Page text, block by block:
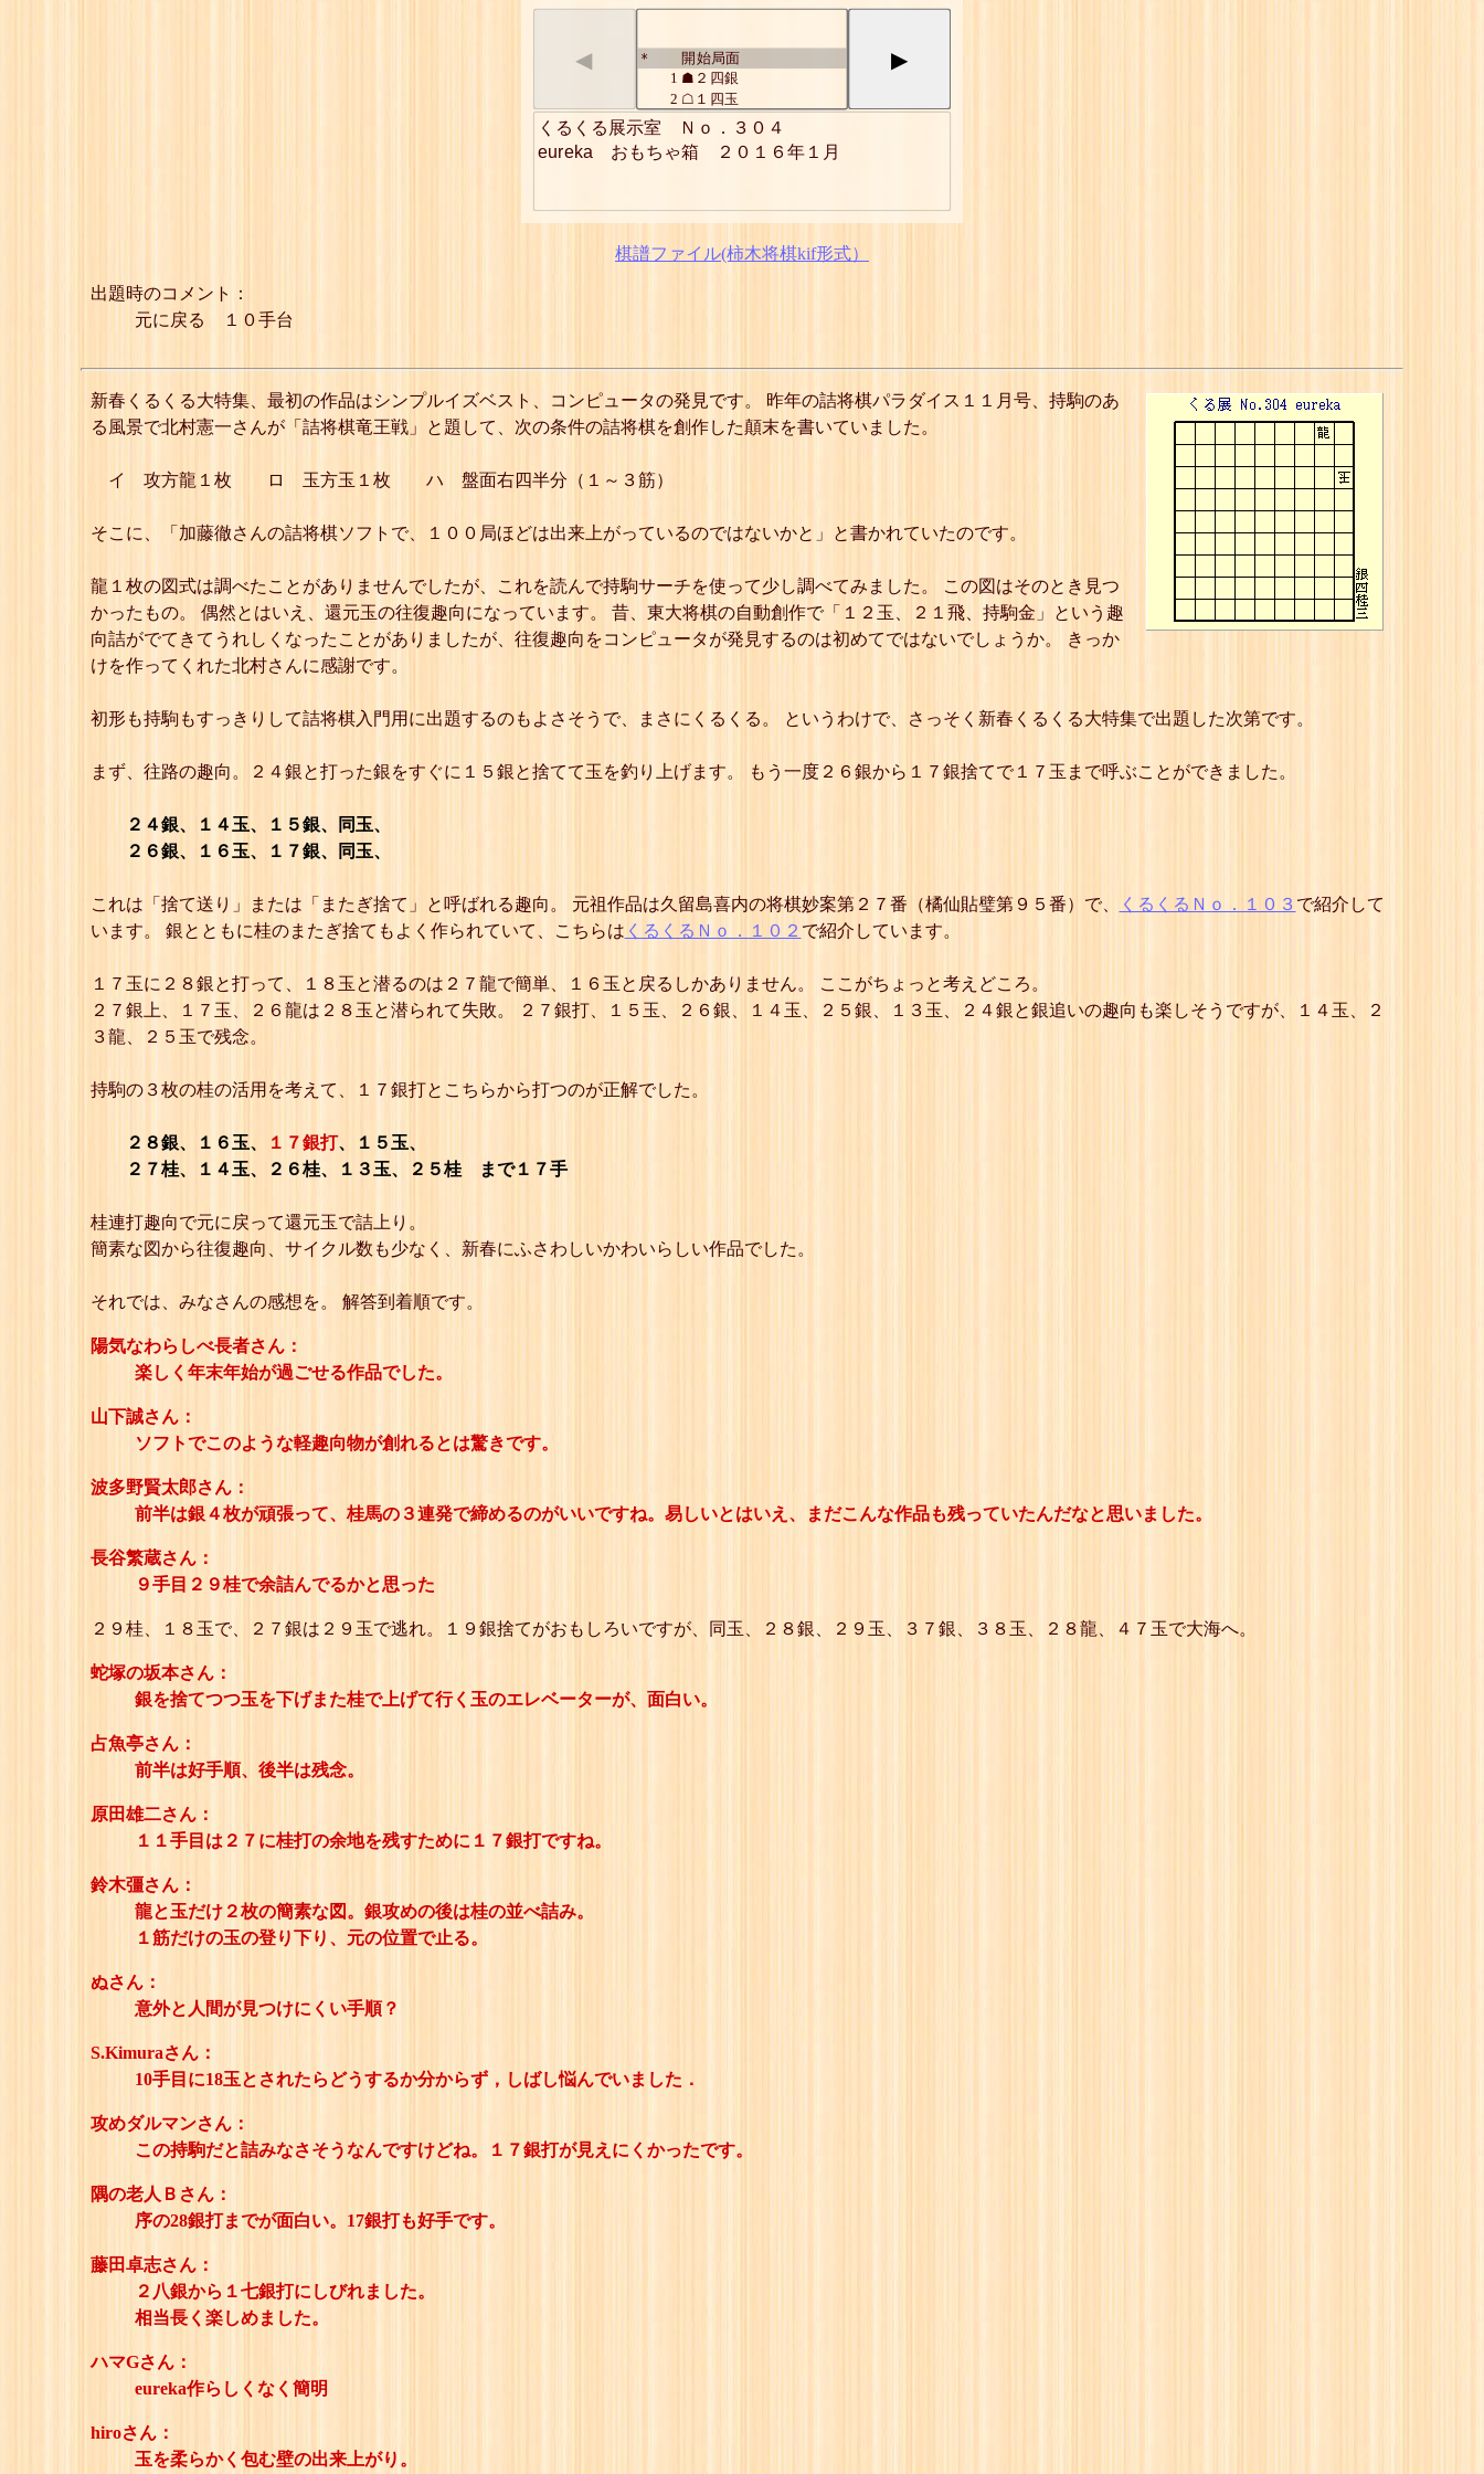
◀ * 開始局面
1 ☗２四銀
2 ☖１四玉
☗１五銀
☖同 玉
5☗２六銀
8☖同 玉
☗２八銀
10☖１六玉
15☗２六桂
17☗２五桂
詰
▶
くるくる展示室　Ｎｏ．３０４
eureka　おもちゃ箱　２０１６年１月
棋譜ファイル(柿木将棋kif形式）
出題時のコメント：
元に戻る １０手台
新春くるくる大特集、最初の作品はシンプルイズベスト、コンピュータの発見です。 昨年の詰将棋パラダイス１１月号、持駒のあ
る風景で北村憲一さんが「詰将棋竜王戦」と題して、次の条件の詰将棋を創作した顛末を書いていました。
イ 攻方龍１枚 ロ 玉方玉１枚 ハ 盤面右四半分（１～３筋）
そこに、「加藤徹さんの詰将棋ソフトで、１００局ほどは出来上がっているのではないかと」と書かれていたのです。
龍１枚の図式は調べたことがありませんでしたが、これを読んで持駒サーチを使って少し調べてみました。 この図はそのとき見つ
かったもの。 偶然とはいえ、還元玉の往復趣向になっています。 昔、東大将棋の自動創作で「１２玉、２１飛、持駒金」という趣
向詰がでてきてうれしくなったことがありましたが、往復趣向をコンピュータが発見するのは初めてではないでしょうか。 きっか
けを作ってくれた北村さんに感謝です。
初形も持駒もすっきりして詰将棋入門用に出題するのもよさそうで、まさにくるくる。 というわけで、さっそく新春くるくる大特集で出題した次第です。
まず、往路の趣向。２４銀と打った銀をすぐに１５銀と捨てて玉を釣り上げます。 もう一度２６銀から１７銀捨てで１７玉まで呼ぶことができました。
２４銀、１４玉、１５銀、同玉、
２６銀、１６玉、１７銀、同玉、
これは「捨て送り」または「またぎ捨て」と呼ばれる趣向。 元祖作品は久留島喜内の将棋妙案第２７番（橘仙貼璧第９５番）で、 くるくるＮｏ．１０３ で紹介して
います。 銀とともに桂のまたぎ捨てもよく作られていて、こちらは くるくるＮｏ．１０２ で紹介しています。
１７玉に２８銀と打って、１８玉と潜るのは２７龍で簡単、１６玉と戻るしかありません。 ここがちょっと考えどころ。
２７銀上、１７玉、２６龍は２８玉と潜られて失敗。 ２７銀打、１５玉、２６銀、１４玉、２５銀、１３玉、２４銀と銀追いの趣向も楽しそうですが、１４玉、２
３龍、２５玉で残念。
持駒の３枚の桂の活用を考えて、１７銀打とこちらから打つのが正解でした。
２８銀、１６玉、 １７銀打、１５玉、
２７桂、１４玉、２６桂、１３玉、２５桂 まで１７手
桂連打趣向で元に戻って還元玉で詰上り。
簡素な図から往復趣向、サイクル数も少なく、新春にふさわしいかわいらしい作品でした。
それでは、みなさんの感想を。 解答到着順です。
陽気なわらしべ長者さん：
楽しく年末年始が過ごせる作品でした。
山下誠さん：
ソフトでこのような軽趣向物が創れるとは驚きです。
波多野賢太郎さん：
前半は銀４枚が頑張って、桂馬の３連発で締めるのがいいですね。易しいとはいえ、まだこんな作品も残っていたんだなと思いました。
長谷繁蔵さん：
９手目２９桂で余詰んでるかと思った
２９桂、１８玉で、２７銀は２９玉で逃れ。１９銀捨てがおもしろいですが、同玉、２８銀、２９玉、３７銀、３８玉、２８龍、４７玉で大海へ。
蛇塚の坂本さん：
銀を捨てつつ玉を下げまた桂で上げて行く玉のエレベーターが、面白い。
占魚亭さん：
前半は好手順、後半は残念。
原田雄二さん：
１１手目は２７に桂打の余地を残すために１７銀打ですね。
鈴木彊さん：
龍と玉だけ２枚の簡素な図。銀攻めの後は桂の並べ詰み。
１筋だけの玉の登り下り、元の位置で止る。
ぬさん：
意外と人間が見つけにくい手順？
S.Kimuraさん：
10手目に18玉とされたらどうするか分からず，しばし悩んでいました．
攻めダルマンさん：
この持駒だと詰みなさそうなんですけどね。１７銀打が見えにくかったです。
隅の老人Ｂさん：
序の28銀打までが面白い。17銀打も好手です。
藤田卓志さん：
２八銀から１七銀打にしびれました。
相当長く楽しめました。
ハマGさん：
eureka作らしくなく簡明
hiroさん：
玉を柔らかく包む壁の出来上がり。